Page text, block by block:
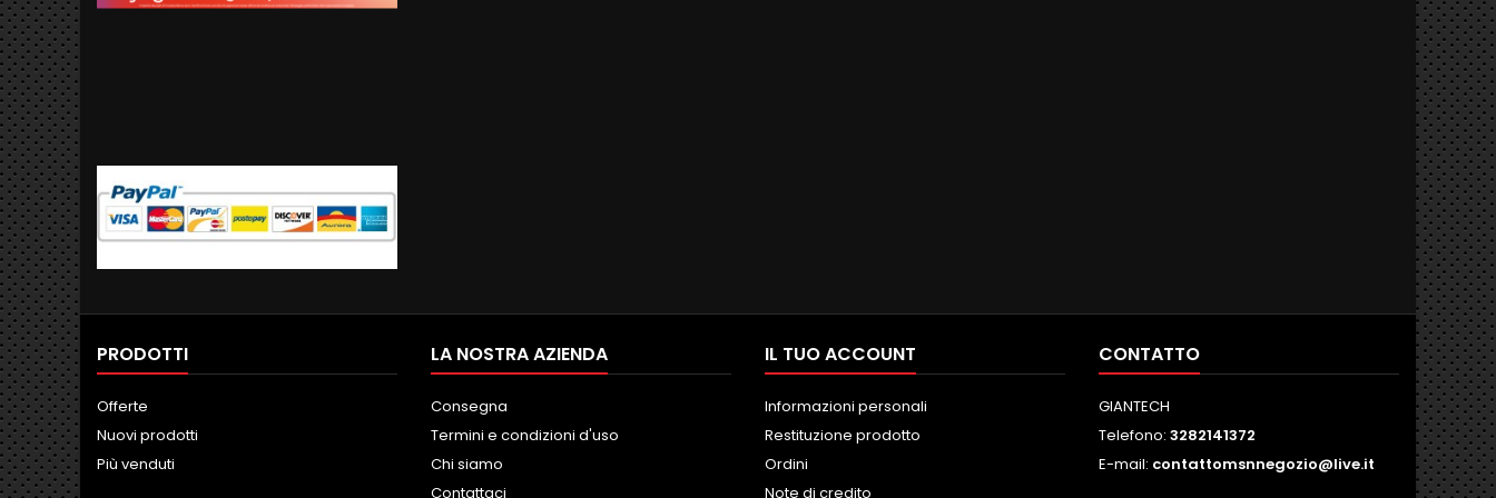
PRODOTTI
Offerte
Nuovi prodotti
Più venduti
LA NOSTRA AZIENDA
Consegna
Termini e condizioni d'uso
Chi siamo
Contattaci
IL TUO ACCOUNT
Informazioni personali
Restituzione prodotto
Ordini
Note di credito
CONTATTO
GIANTECH
Telefono: 3282141372
E-mail: contattomsnnegozio@live.it